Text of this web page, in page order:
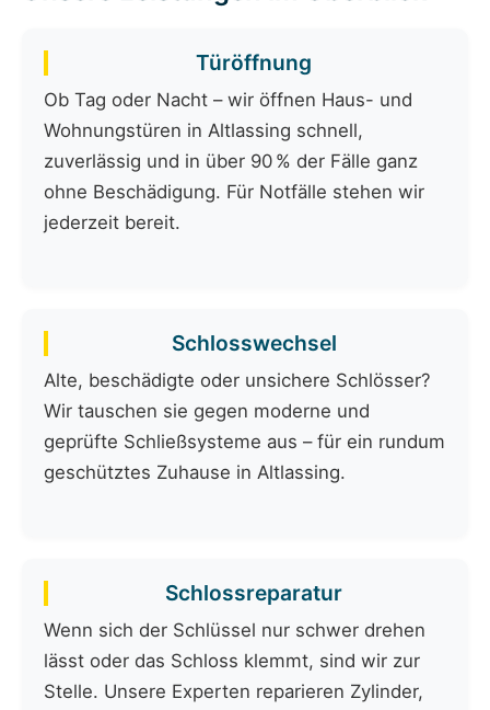
Türöffnung
Ob Tag oder Nacht – wir öffnen Haus- und
Wohnungstüren in Altlassing schnell,
zuverlässig und in über 90 % der Fälle ganz
ohne Beschädigung. Für Notfälle stehen wir
jederzeit bereit.
Schlosswechsel
Alte, beschädigte oder unsichere Schlösser?
Wir tauschen sie gegen moderne und
geprüfte Schließsysteme aus – für ein rundum
geschütztes Zuhause in Altlassing.
Schlossreparatur
Wenn sich der Schlüssel nur schwer drehen
lässt oder das Schloss klemmt, sind wir zur
Stelle. Unsere Experten reparieren Zylinder,